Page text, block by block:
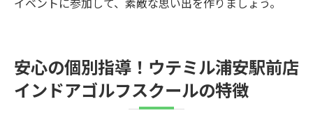
安心の個別指導！ウテミル浦安駅前店
インドアゴルフスクールの特徴